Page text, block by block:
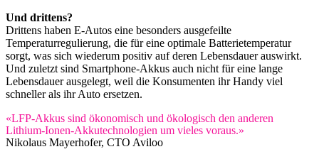
Und drittens?
Drittens haben E-Autos eine besonders ausgefeilte
Temperaturregulierung, die für eine optimale Batterietemperatur
sorgt, was sich wiederum positiv auf deren Lebensdauer auswirkt.
Und zuletzt sind Smartphone-Akkus auch nicht für eine lange
Lebensdauer ausgelegt, weil die Konsumenten ihr Handy viel
schneller als ihr Auto ersetzen.
«LFP-Akkus sind ökonomisch und ökologisch den anderen
Lithium-Ionen-Akkutechnologien um vieles voraus.»
Nikolaus Mayerhofer, CTO Aviloo